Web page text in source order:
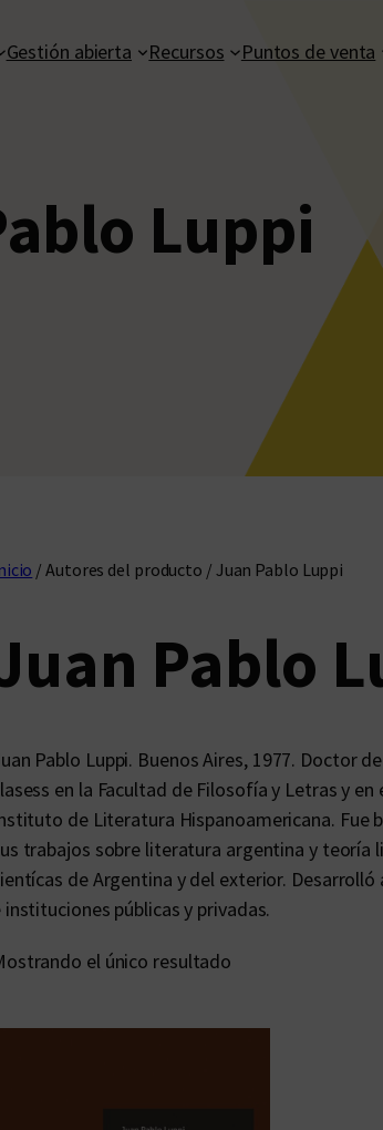
Gestión abierta Recursos Puntos de venta
Luppi
/ Autores del producto / Juan Pablo Luppi
Pablo
Pablo Luppi. Buenos Aires, 1977. Doctor
en la Facultad de Filosofía y Letras y
de Literatura Hispanoamericana. Fue
trabajos sobre literatura argentina y teoría
de Argentina y del exterior.
instituciones públicas y privadas.
el único resultado